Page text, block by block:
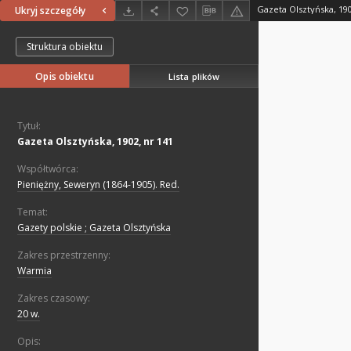
Ukryj szczegóły Gazeta Olsztyńska,
Struktura obiektu
Opis obiektu Lista plików
Tytuł:
Gazeta Olsztyńska, 1902, nr 141
Współtwórca:
Pieniężny, Seweryn (1864-1905). Red.
Temat:
Gazety polskie ; Gazeta Olsztyńska
Zakres przestrzenny:
Warmia
Zakres czasowy:
20 w.
Opis: